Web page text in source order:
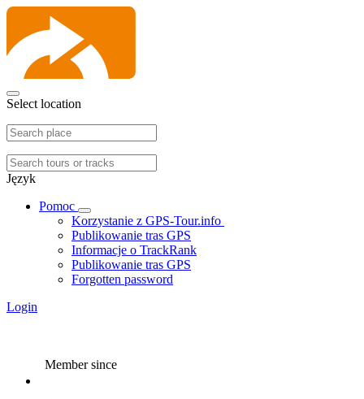
Select location
Język
Pomoc
Korzystanie z GPS-Tour.info
Publikowanie tras GPS
Informacje o TrackRank
Publikowanie tras GPS
Forgotten password
Login
Member since